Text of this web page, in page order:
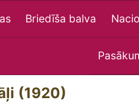
Briedīša balva
(1920)